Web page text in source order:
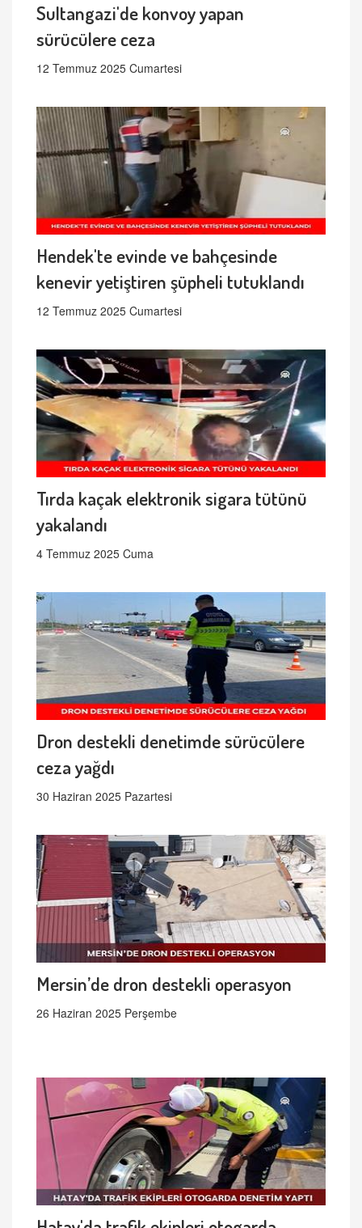
Sultangazi'de konvoy yapan
sürücülere ceza
12 Temmuz 2025 Cumartesi
Hendek'te evinde ve bahçesinde
kenevir yetiştiren şüpheli tutuklandı
12 Temmuz 2025 Cumartesi
Tırda kaçak elektronik sigara tütünü
yakalandı
4 Temmuz 2025 Cuma
Dron destekli denetimde sürücülere
ceza yağdı
30 Haziran 2025 Pazartesi
Mersin’de dron destekli operasyon
26 Haziran 2025 Perşembe